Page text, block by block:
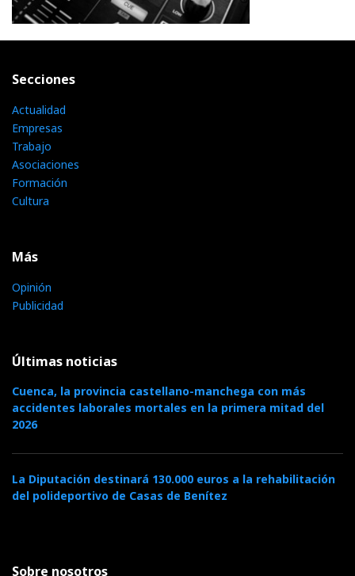
Secciones
Actualidad
Empresas
Trabajo
Asociaciones
Formación
Cultura
Más
Opinión
Publicidad
Últimas noticias
Cuenca, la provincia castellano-manchega con más
accidentes laborales mortales en la primera mitad del
2026
La Diputación destinará 130.000 euros a la rehabilitación
del polideportivo de Casas de Benítez
Sobre nosotros